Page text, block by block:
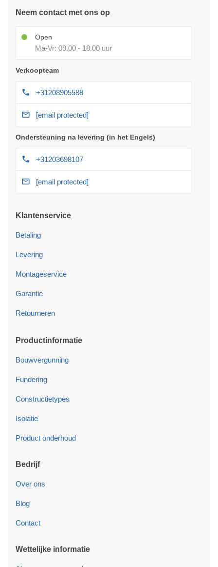
Neem contact met ons op
Open
Ma-Vr: 09.00 - 18.00 uur
Verkoopteam
+31208905588
[email protected]
Ondersteuning na levering (in het Engels)
+31203698107
[email protected]
Klantenservice
Betaling
Levering
Montageservice
Garantie
Retourneren
Productinformatie
Bouwvergunning
Fundering
Constructietypes
Isolatie
Product onderhoud
Bedrijf
Over ons
Blog
Contact
Wettelijke informatie